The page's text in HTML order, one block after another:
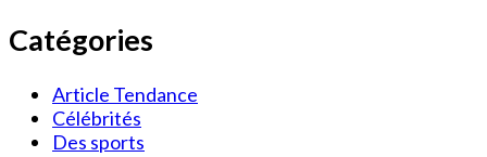
Catégories
Article Tendance
Célébrités
Des sports